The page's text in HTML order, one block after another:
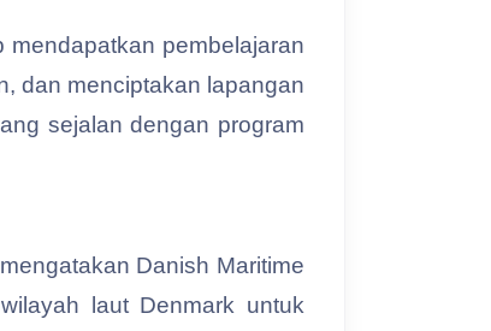
mendapatkan pembelajaran
dan menciptakan lapangan
sejalan dengan program
Danish Maritime
laut Denmark untuk